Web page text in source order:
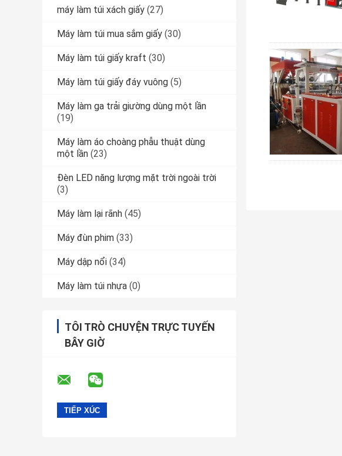
máy làm túi xách giấy (27)
Máy làm túi mua sắm giấy (30)
Máy làm túi giấy kraft (30)
Máy làm túi giấy đáy vuông (5)
Máy làm ga trải giường dùng một lần
(19)
Máy làm áo choàng phẫu thuật dùng
một lần (23)
Đèn LED năng lượng mặt trời ngoài trời
(3)
Máy làm lại rãnh (45)
Máy đùn phim (33)
Máy dập nổi (34)
Máy làm túi nhựa (0)
TÔI TRÒ CHUYỆN TRỰC TUYẾN
BÂY GIỜ